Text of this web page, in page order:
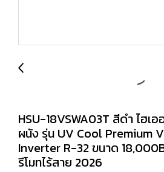
HSU-18VSWA03T สีดำ ไฮเ
ผนัง รุ่น UV Cool Premium
Inverter R-32 ขนาด
รีโมทไร้สาย 2026